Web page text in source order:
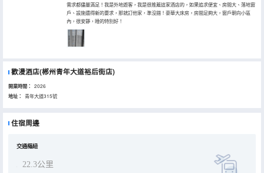
需求都儘量滿足！我是外地遊客，我是很推薦這家酒店的，如果追求便宜、房間大、落地窗
戶、設施還得新的要求，那就訂他家，準沒錯！豪華大床房，房間足夠大，窗戶朝向小區
內，很安靜，睡的特別好！
歡漫酒店(郴州青年大道裕后街店)
開業時間： 2026
地址： 青年大道315號
住宿周邊
交通樞紐
22.3公里